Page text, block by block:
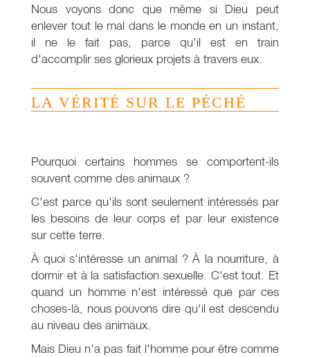
Nous voyons donc que même si Dieu peut
enlever tout le mal dans le monde en un instant,
il ne le fait pas, parce qu'il est en train
d'accomplir ses glorieux projets à travers eux.
LA VÉRITÉ SUR LE PÉCHÉ
Pourquoi certains hommes se comportent-ils
souvent comme des animaux ?
C'est parce qu'ils sont seulement intéressés par
les besoins de leur corps et par leur existence
sur cette terre.
À quoi s'intéresse un animal ? À la nourriture, à
dormir et à la satisfaction sexuelle. C'est tout. Et
quand un homme n'est intéressé que par ces
choses-là, nous pouvons dire qu'il est descendu
au niveau des animaux.
Mais Dieu n'a pas fait l'homme pour être comme